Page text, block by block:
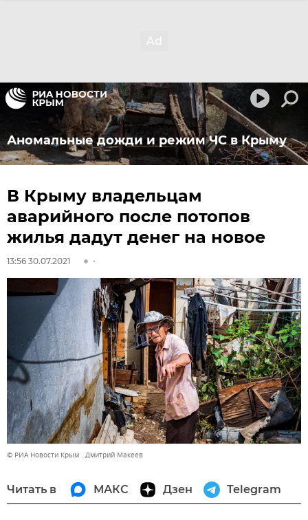
Аномальные дожди и режим ЧС в Крыму
В Крыму владельцам
аварийного после потопов
жилья дадут денег на новое
13:56 30.07.2021
© РИА Новости Крым . Дмитрий Макеев
Читать в МАКС Дзен Telegram